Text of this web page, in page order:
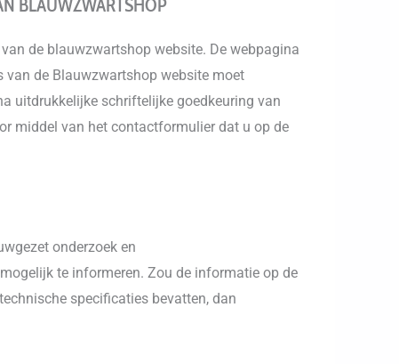
BLAUWZWARTSHOP
de blauwzwartshop website. De webpagina
van de Blauwzwartshop website moet
uitdrukkelijke schriftelijke goedkeuring van
middel van het contactformulier dat u op de
onderzoek en
te informeren. Zou de informatie op de
specificaties bevatten, dan